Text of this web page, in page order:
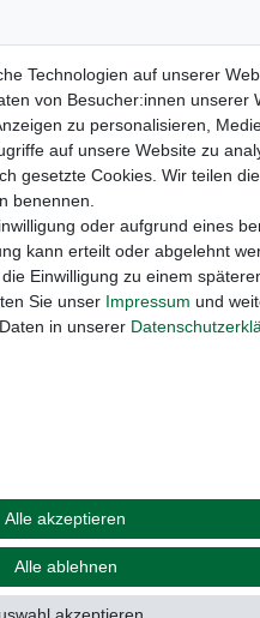
Technologien auf unserer
von Besucher:innen unserer
zu personalisieren,
auf unsere Website zu
gesetzte Cookies. Wir teilen
benennen.
oder aufgrund eines
kann erteilt oder abgelehnt
Einwilligung zu einem
Sie unser Impressum und
in unserer
Alle akzeptieren
Alle ablehnen